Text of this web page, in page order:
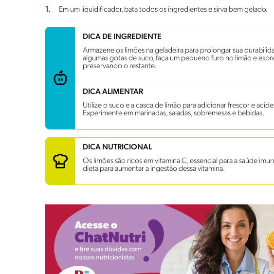
1. Em um liquidificador, bata todos os ingredientes e sirva bem gelado.
DICA DE INGREDIENTE
Armazene os limões na geladeira para prolongar sua
algumas gotas de suco, faça um pequeno furo no limão e
preservando o restante.
DICA ALIMENTAR
Utilize o suco e a casca de limão para adicionar frescor e
Experimente em marinadas, saladas, sobremesas e bebidas.
DICA NUTRICIONAL
Os limões são ricos em vitamina C, essencial para a saúde
dieta para aumentar a ingestão dessa vitamina.